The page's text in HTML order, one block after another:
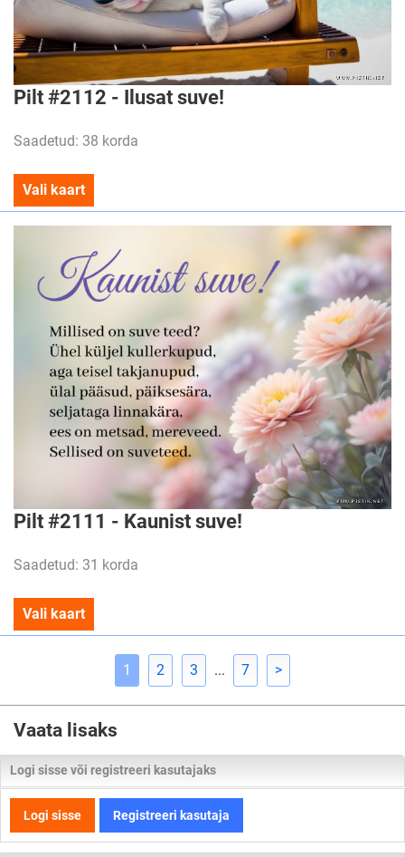
Pilt #2112 - Ilusat suve!
Saadetud: 38 korda
Vali kaart
Pilt #2111 - Kaunist suve!
Saadetud: 31 korda
Vali kaart
1 2 3 ... 7 >
Vaata lisaks
Logi sisse või registreeri kasutajaks
Logi sisse Registreeri kasutaja